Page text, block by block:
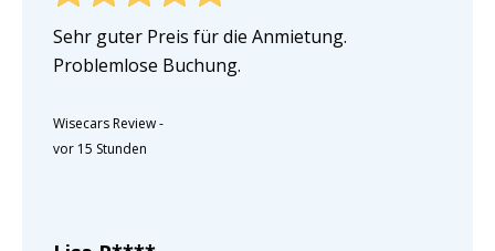
Sehr guter Preis für die Anmietung.
Problemlose Buchung.
Wisecars Review-
vor 15 Stunden